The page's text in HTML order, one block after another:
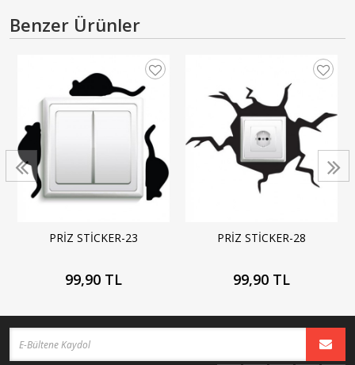
Benzer Ürünler
PRİZ STİCKER-23
99,90 TL
PRİZ STİCKER-28
99,90 TL